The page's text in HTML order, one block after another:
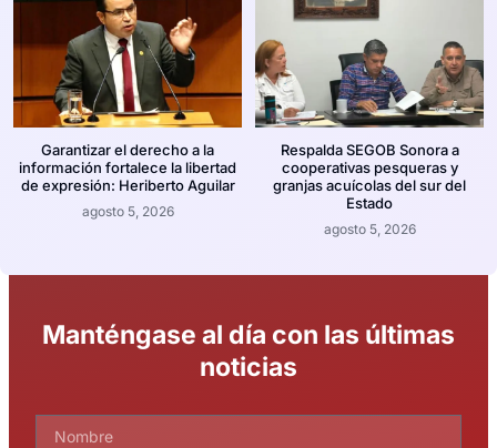
Garantizar el derecho a la
información fortalece la libertad
de expresión: Heriberto Aguilar
agosto 5, 2026
Respalda SEGOB Sonora a
cooperativas pesqueras y
granjas acuícolas del sur del
Estado
agosto 5, 2026
Manténgase al día con las últimas
noticias